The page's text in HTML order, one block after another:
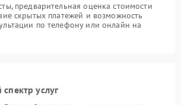
предварительная оценка стоимости
скрытых платежей и возможность
по телефону или онлайн на
услуг